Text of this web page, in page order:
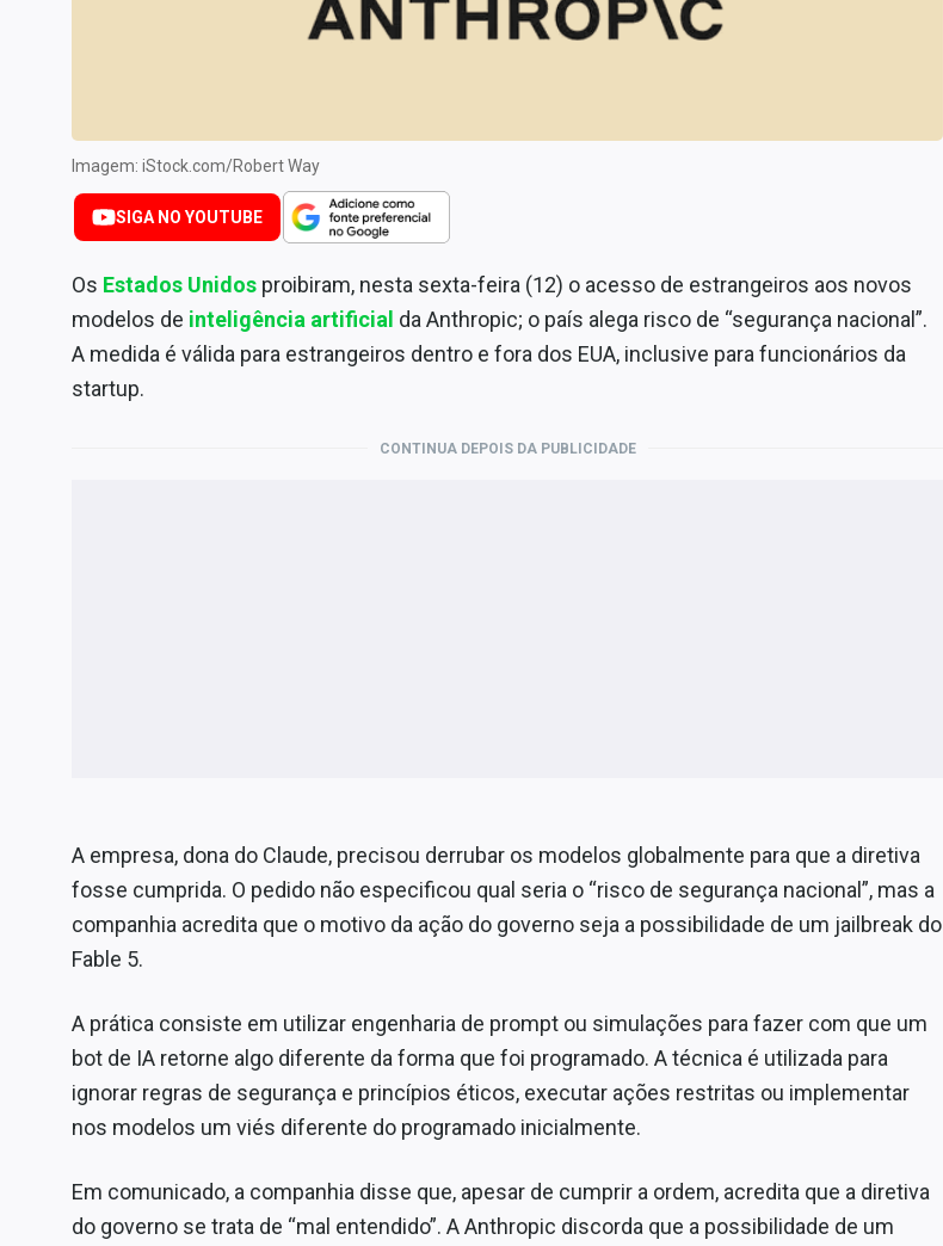
Contato
Imagem: iStock.com/Robert Way
SIGA NO YOUTUBE
Os Estados Unidos proibiram, nesta sexta-feira (12) o acesso de estrangeiros aos novos
modelos de inteligência artificial da Anthropic; o país alega risco de “segurança nacional”.
A medida é válida para estrangeiros dentro e fora dos EUA, inclusive para funcionários da
startup.
CONTINUA DEPOIS DA PUBLICIDADE
A empresa, dona do Claude, precisou derrubar os modelos globalmente para que a diretiva
fosse cumprida. O pedido não especificou qual seria o “risco de segurança nacional”, mas a
companhia acredita que o motivo da ação do governo seja a possibilidade de um jailbreak do
Fable 5.
A prática consiste em utilizar engenharia de prompt ou simulações para fazer com que um
bot de IA retorne algo diferente da forma que foi programado. A técnica é utilizada para
ignorar regras de segurança e princípios éticos, executar ações restritas ou implementar
nos modelos um viés diferente do programado inicialmente.
Em comunicado, a companhia disse que, apesar de cumprir a ordem, acredita que a diretiva
do governo se trata de “mal entendido”. A Anthropic discorda que a possibilidade de um